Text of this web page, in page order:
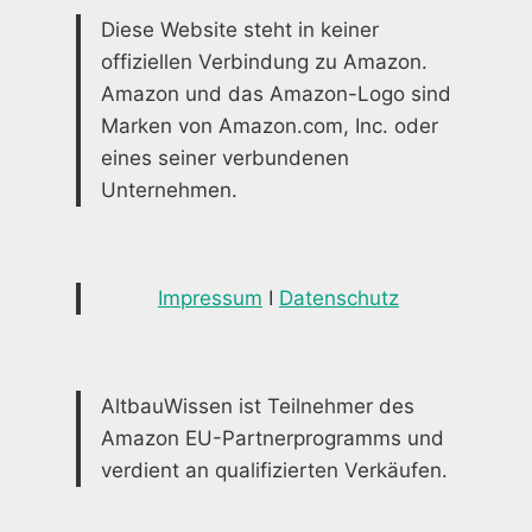
Diese Website steht in keiner
offiziellen Verbindung zu Amazon.
Amazon und das Amazon-Logo sind
Marken von Amazon.com, Inc. oder
eines seiner verbundenen
Unternehmen.
Impressum I Datenschutz
AltbauWissen ist Teilnehmer des
Amazon EU-Partnerprogramms und
verdient an qualifizierten Verkäufen.